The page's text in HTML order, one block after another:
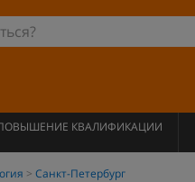
КВАЛИФИКАЦИИ
Санкт-Петербург